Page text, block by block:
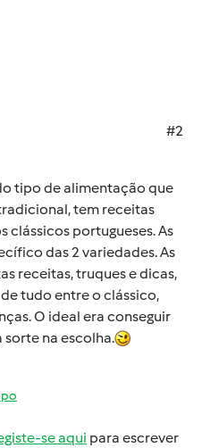
#2
tipo de alimentação que
tem receitas
clássicos portugueses. As
das 2 variedades. As
receitas, truques e dicas,
tudo entre o clássico,
O ideal era conseguir
sorte na escolha.
se aqui para escrever